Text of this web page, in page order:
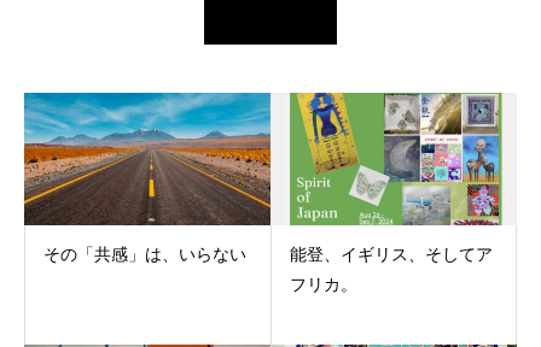
その「共感」は、いらない
能登、イギリス、そしてア
フリカ。